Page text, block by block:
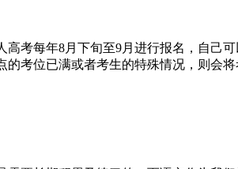
每年8月下旬至9月进行报名，自己
考位已满或者考生的特殊情况，则会